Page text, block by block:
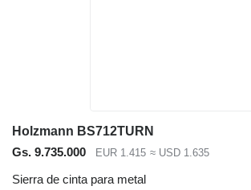
Holzmann BS712TURN
Gs. 9.735.000
EUR 1.415 ≈ USD 1.635
Sierra de cinta para metal